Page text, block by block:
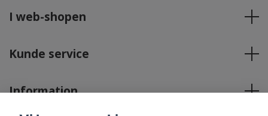
I web-shopen
Kunde service
Information